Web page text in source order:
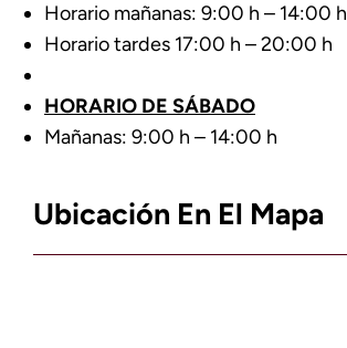
Horario mañanas: 9:00 h – 14:00 h
Horario tardes 17:00 h – 20:00 h
HORARIO DE SÁBADO
Mañanas: 9:00 h – 14:00 h
Ubicación En El Mapa